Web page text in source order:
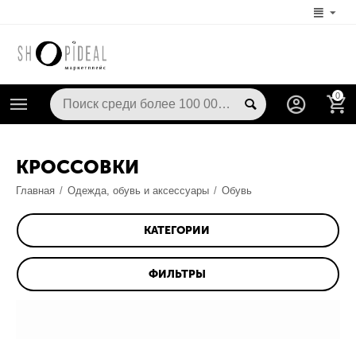
0
КРОССОВКИ
Главная / Одежда, обувь и аксессуары / Обувь
КАТЕГОРИИ
ФИЛЬТРЫ